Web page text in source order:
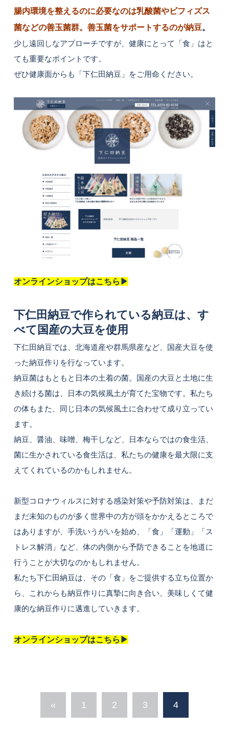
腸内環境を整えるのに必要なのは乳酸菌やビフィズス
菌などの善玉菌群。善玉菌をサポートするのが納豆。
少し遠回しなアプローチですが、健康にとって「食」はと
ても重要なポイントです。
ぜひ健康面からも「下仁田納豆」をご用命ください。
オンラインショップはこちら▶︎
下仁田納豆で作られている納豆は、す
べて国産の大豆を使用
下仁田納豆では、北海道産や群馬県産など、国産大豆を使
った納豆作りを行なっています。
納豆菌はもともと日本の土着の菌。国産の大豆と土地に生
き続ける菌は、日本の気候風土が育てた宝物です。私たち
の体もまた、同じ日本の気候風土に合わせて成り立ってい
ます。
納豆、醤油、味噌、梅干しなど、日本ならではの食生活、
菌に生かされている食生活は、私たちの健康を最大限に支
えてくれているのかもしれません。
新型コロナウィルスに対する感染対策や予防対策は、まだ
まだ未知のものが多く世界中の方が頭をかかえるところで
はありますが、手洗いうがいを始め、「食」「運動」「ス
トレス解消」など、体の内側から予防できることを地道に
行うことが大切なのかもしれません。
私たち下仁田納豆は、その「食」をご提供する立ち位置か
ら、これからも納豆作りに真摯に向き合い、美味しくて健
康的な納豆作りに邁進していきます。
オンラインショップはこちら▶︎
« 1 2 3 4